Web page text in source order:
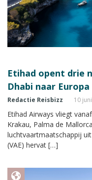
Etihad opent drie
Dhabi naar
Redactie Reisbizz 10
Etihad Airways vliegt
Krakau, Palma de
luchtvaartmaatschappij
(VAE) hervat […]